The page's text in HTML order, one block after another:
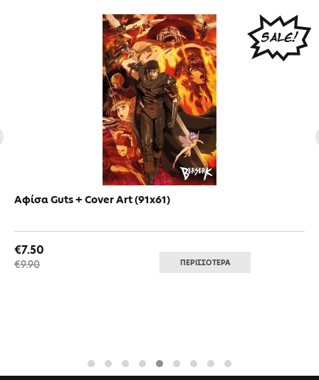
Αφίσα Guts + Cover Art (91x61)
€7.50
€9.90 ΠΕΡΙΣΣΟΤΕΡΑ